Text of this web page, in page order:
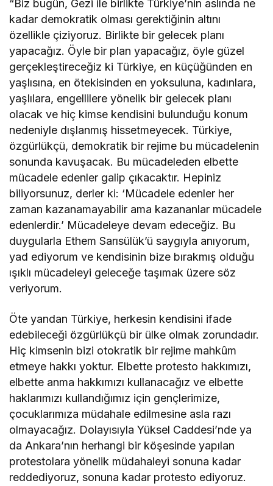
“Biz bugün, Gezi ile birlikte Türkiye’nin aslında ne
kadar demokratik olması gerektiğinin altını
özellikle çiziyoruz. Birlikte bir gelecek planı
yapacağız. Öyle bir plan yapacağız, öyle güzel
gerçekleştireceğiz ki Türkiye, en küçüğünden en
yaşlısına, en ötekisinden en yoksuluna, kadınlara,
yaşlılara, engellilere yönelik bir gelecek planı
olacak ve hiç kimse kendisini bulunduğu konum
nedeniyle dışlanmış hissetmeyecek. Türkiye,
özgürlükçü, demokratik bir rejime bu mücadelenin
sonunda kavuşacak. Bu mücadeleden elbette
mücadele edenler galip çıkacaktır. Hepiniz
biliyorsunuz, derler ki: ‘Mücadele edenler her
zaman kazanamayabilir ama kazananlar mücadele
edenlerdir.’ Mücadeleye devam edeceğiz. Bu
duygularla Ethem Sarısülük’ü saygıyla anıyorum,
yad ediyorum ve kendisinin bize bırakmış olduğu
ışıklı mücadeleyi geleceğe taşımak üzere söz
veriyorum.
Öte yandan Türkiye, herkesin kendisini ifade
edebileceği özgürlükçü bir ülke olmak zorundadır.
Hiç kimsenin bizi otokratik bir rejime mahkûm
etmeye hakkı yoktur. Elbette protesto hakkımızı,
elbette anma hakkımızı kullanacağız ve elbette
haklarımızı kullandığımız için gençlerimize,
çocuklarımıza müdahale edilmesine asla razı
olmayacağız. Dolayısıyla Yüksel Caddesi’nde ya
da Ankara’nın herhangi bir köşesinde yapılan
protestolara yönelik müdahaleyi sonuna kadar
reddediyoruz, sonuna kadar protesto ediyoruz.